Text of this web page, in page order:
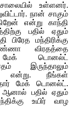
உள்ளனர்.
நான் சாகும்
என்று காந்தி
பதில் ஏதும்
மந்திரிக்கு
விரதத்தை
மேக் டொனல்ட்
இருந்தாலும்
என்று. நீங்கள்
மேக் டொனல்ட்.
ஆனால் பதில் ஏதும்
உயிர் வாழ